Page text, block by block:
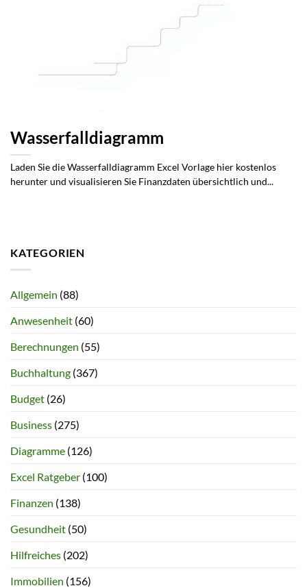
Wasserfalldiagramm
Laden Sie die Wasserfalldiagramm Excel Vorlage hier kostenlos
herunter und visualisieren Sie Finanzdaten übersichtlich und...
KATEGORIEN
Allgemein (88)
Anwesenheit (60)
Berechnungen (55)
Buchhaltung (367)
Budget (26)
Business (275)
Diagramme (126)
Excel Ratgeber (100)
Finanzen (138)
Gesundheit (50)
Hilfreiches (202)
Immobilien (156)